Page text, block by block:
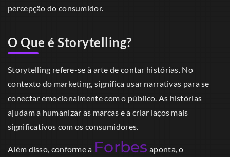
percepção do consumidor.
O Que é Storytelling?
Storytelling refere-se à arte de contar histórias. No
contexto do marketing, significa usar narrativas para se
conectar emocionalmente com o público. As histórias
ajudam a humanizar as marcas e a criar laços mais
significativos com os consumidores.
Além disso, conforme a Forbes aponta, o